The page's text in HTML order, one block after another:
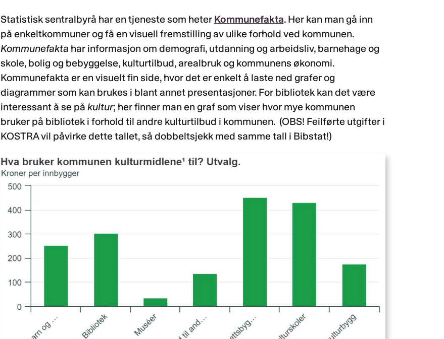
Statistisk sentralbyrå har en tjeneste som heter Kommunefakta. Her kan man gå inn
på enkeltkommuner og få en visuell fremstilling av ulike forhold ved kommunen.
Kommunefakta har informasjon om demografi, utdanning og arbeidsliv, barnehage og
skole, bolig og bebyggelse, kulturtilbud, arealbruk og kommunens økonomi.
Kommunefakta er en visuelt fin side, hvor det er enkelt å laste ned grafer og
diagrammer som kan brukes i blant annet presentasjoner. For bibliotek kan det være
interessant å se på kultur; her finner man en graf som viser hvor mye kommunen
bruker på bibliotek i forhold til andre kulturtilbud i kommunen. (OBS! Feilførte utgifter i
KOSTRA vil påvirke dette tallet, så dobbeltsjekk med samme tall i Bibstat!)